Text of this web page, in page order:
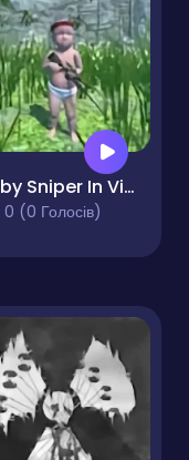
Baby Sniper In Vietnam
0 (0 Голосів)